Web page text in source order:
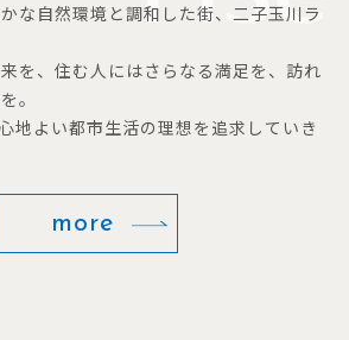
な自然環境と調和した街、二子玉川ラ
を、住む人にはさらなる満足を、訪れ
。
地よい都市生活の理想を追求していき
more